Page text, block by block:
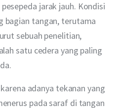
jarak jauh. Kondisi
bagian tangan, terutama
sebuah penelitian,
satu cedera yang paling
adanya tekanan yang
pada saraf di tangan